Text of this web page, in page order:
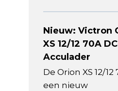
Nieuw: Victron
XS 12/12 70A
Acculader
De Orion XS 12/12
een nieuw